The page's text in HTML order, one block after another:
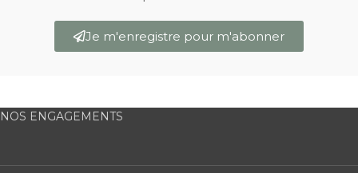
Je m'enregistre pour m'abonner
NOS ENGAGEMENTS